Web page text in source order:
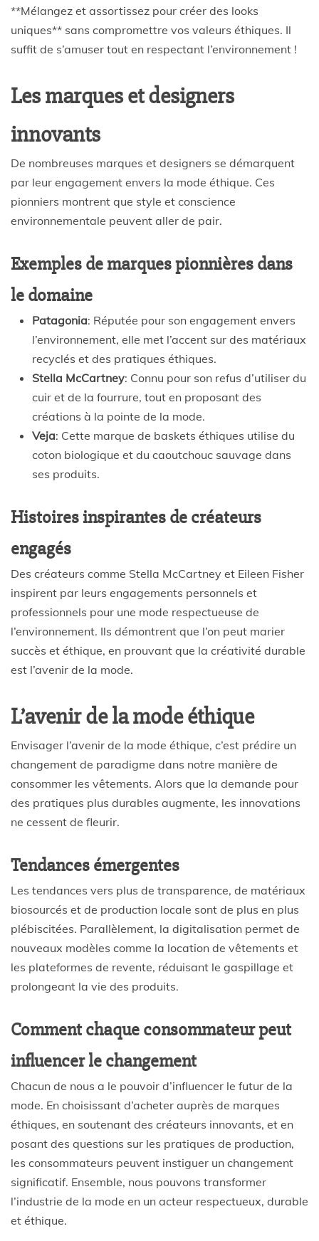
**Mélangez et assortissez pour créer des looks
uniques** sans compromettre vos valeurs éthiques. Il
suffit de s’amuser tout en respectant l’environnement !
Les marques et designers
innovants
De nombreuses marques et designers se démarquent
par leur engagement envers la mode éthique. Ces
pionniers montrent que style et conscience
environnementale peuvent aller de pair.
Exemples de marques pionnières dans
le domaine
Patagonia: Réputée pour son engagement envers
l’environnement, elle met l’accent sur des matériaux
recyclés et des pratiques éthiques.
Stella McCartney: Connu pour son refus d’utiliser du
cuir et de la fourrure, tout en proposant des
créations à la pointe de la mode.
Veja: Cette marque de baskets éthiques utilise du
coton biologique et du caoutchouc sauvage dans
ses produits.
Histoires inspirantes de créateurs
engagés
Des créateurs comme Stella McCartney et Eileen Fisher
inspirent par leurs engagements personnels et
professionnels pour une mode respectueuse de
l’environnement. Ils démontrent que l’on peut marier
succès et éthique, en prouvant que la créativité durable
est l’avenir de la mode.
L’avenir de la mode éthique
Envisager l’avenir de la mode éthique, c’est prédire un
changement de paradigme dans notre manière de
consommer les vêtements. Alors que la demande pour
des pratiques plus durables augmente, les innovations
ne cessent de fleurir.
Tendances émergentes
Les tendances vers plus de transparence, de matériaux
biosourcés et de production locale sont de plus en plus
plébiscitées. Parallèlement, la digitalisation permet de
nouveaux modèles comme la location de vêtements et
les plateformes de revente, réduisant le gaspillage et
prolongeant la vie des produits.
Comment chaque consommateur peut
influencer le changement
Chacun de nous a le pouvoir d’influencer le futur de la
mode. En choisissant d’acheter auprès de marques
éthiques, en soutenant des créateurs innovants, et en
posant des questions sur les pratiques de production,
les consommateurs peuvent instiguer un changement
significatif. Ensemble, nous pouvons transformer
l’industrie de la mode en un acteur respectueux, durable
et éthique.